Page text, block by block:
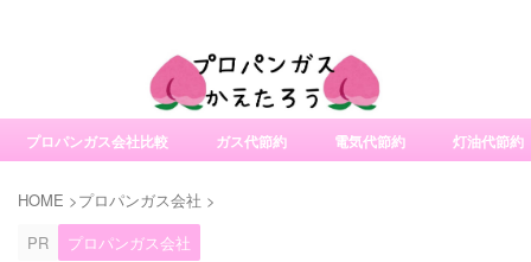
プロパンガス会社比較 ガス代節約 電気代節約 灯油代節約
HOME >プロパンガス会社 >
PR
プロパンガス会社